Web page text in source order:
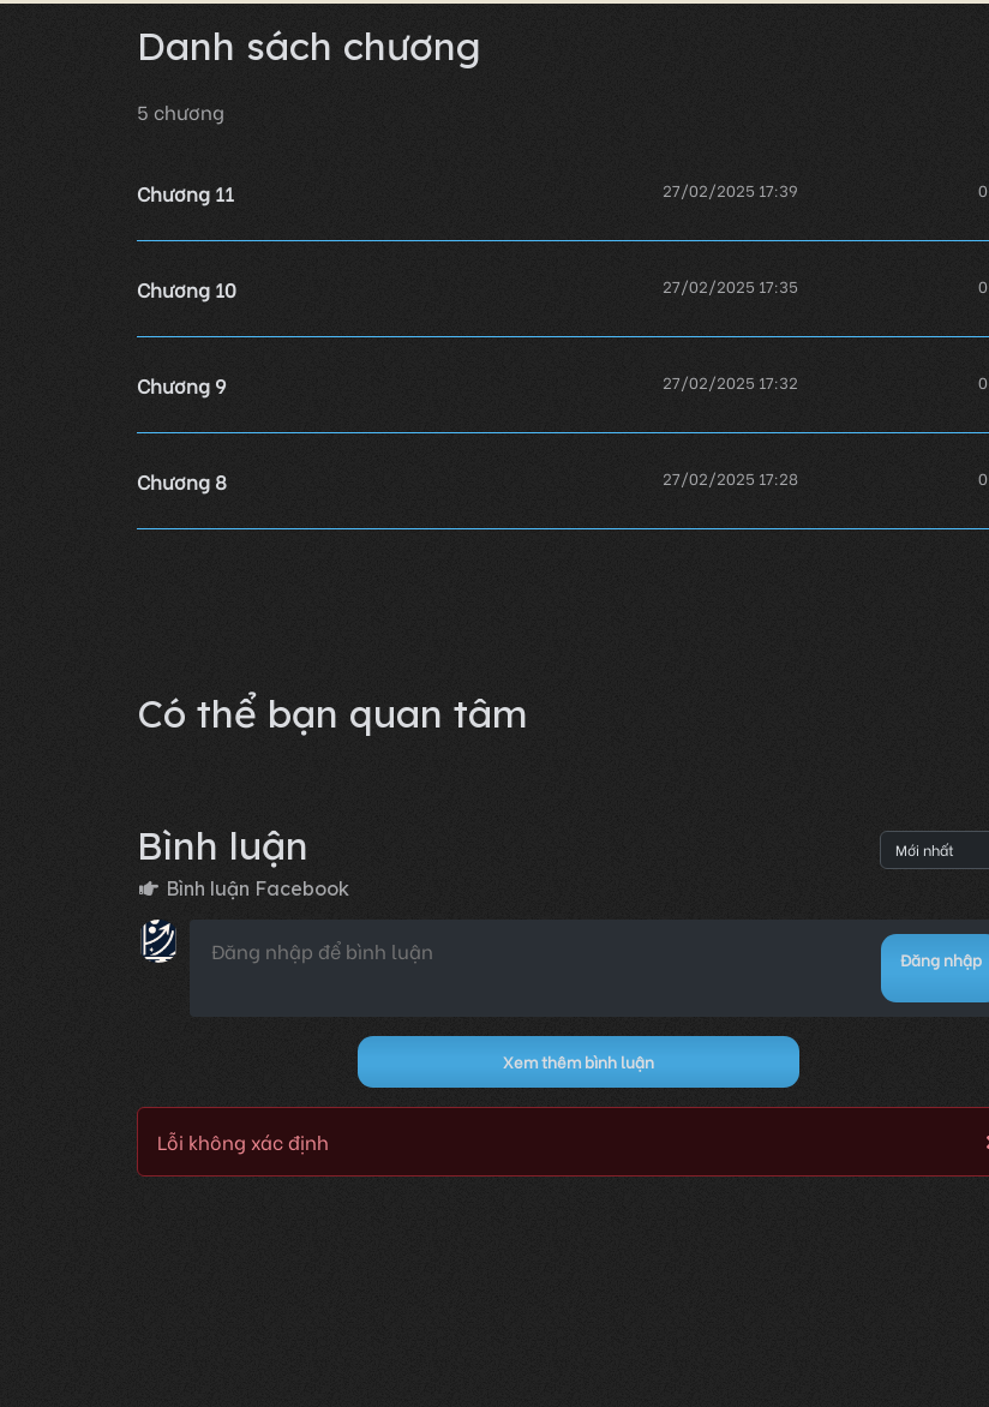
Danh sách chương
5 chương
Chương 11 27/02/2025 17:39 0
Chương 10 27/02/2025 17:35 0
Chương 9 27/02/2025 17:32 0
Chương 8 27/02/2025 17:28 0
Có thể bạn quan tâm
Bình luận
Bình luận Facebook
Đăng nhập
Xem thêm bình luận
Lỗi không xác định